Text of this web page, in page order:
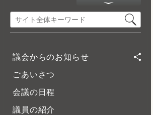
議会からのお知らせ
ごあいさつ
会議の日程
議員の紹介